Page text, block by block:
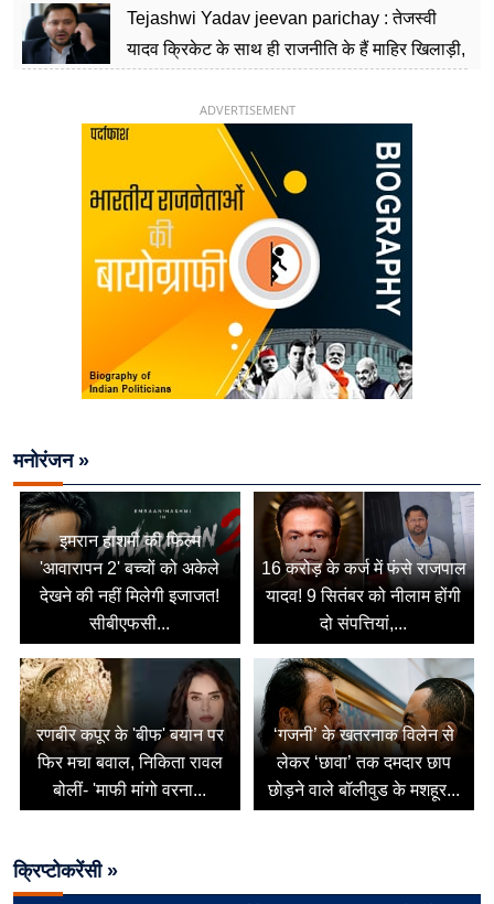
Tejashwi Yadav jeevan parichay : तेजस्वी
यादव क्रिकेट के साथ ही राजनीति के हैं माहिर खिलाड़ी,
ADVERTISEMENT
मनोरंजन »
इमरान हाशमी की फिल्म
'आवारापन 2' बच्चों को अकेले
देखने की नहीं मिलेगी इजाजत!
सीबीएफसी...
16 करोड़ के कर्ज में फंसे राजपाल
यादव! 9 सितंबर को नीलाम होंगी
दो संपत्तियां,...
रणबीर कपूर के 'बीफ' बयान पर
फिर मचा बवाल, निकिता रावल
बोलीं- 'माफी मांगो वरना...
‘गजनी’ के खतरनाक विलेन से
लेकर ‘छावा’ तक दमदार छाप
छोड़ने वाले बॉलीवुड के मशहूर...
क्रिप्टोकरेंसी »